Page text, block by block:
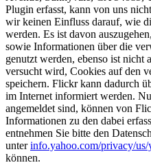
Plugin erfasst, kann von uns
wir keinen Einfluss darauf, wie
werden. Es ist davon
sowie Informationen über die
genutzt werden, ebenso ist nicht
versucht wird, Cookies auf den
speichern. Flickr kann dadurch
im Internet informiert werden.
angemeldet sind, können von
Informationen zu den dabei
entnehmen Sie bitte den
unterinfo.yahoo.com/privacy/
können.